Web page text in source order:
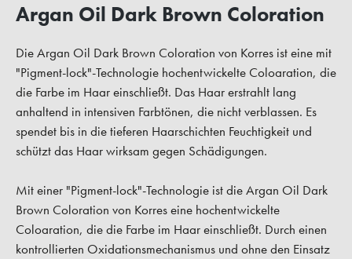
Argan Oil Dark Brown Coloration
Die Argan Oil Dark Brown Coloration von Korres ist eine mit
"Pigment-lock"-Technologie hochentwickelte Coloaration, die
die Farbe im Haar einschließt. Das Haar erstrahlt lang
anhaltend in intensiven Farbtönen, die nicht verblassen. Es
spendet bis in die tieferen Haarschichten Feuchtigkeit und
schützt das Haar wirksam gegen Schädigungen.
Mit einer "Pigment-lock"-Technologie ist die Argan Oil Dark
Brown Coloration von Korres eine hochentwickelte
Coloaration, die die Farbe im Haar einschließt. Durch einen
kontrollierten Oxidationsmechanismus und ohne den Einsatz